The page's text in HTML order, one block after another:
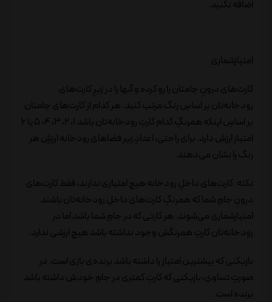
اضافه نکنید.
امتیازشماری
کارت‌‌های درونِ جامتان را رو کرده و آنها را در زیرِ کارت‌های
رودخانه‌تان بر اساسِ رنگ مرتب کنید. هر کدام از کارت‌های جامتان
بر اساسِ اینکه همرنگِ کدام کارتِ رودخانه‌تان باشد 1، 2، 3، 4، 5 یا 6
امتیاز ارزش دارد. برای راحتی، اعدادِ زیر فضاهای رودخانه ارزشِ هر
رنگ را نشان می‌دهند.
نکته: کارت‌های داخلِ رودخانه‌ هیچ امتیازی ندارند، فقط کارت‌های
درونِ جامِ شما که همرنگِ کارت‌های داخلِ رودخانه‌تان باشند
امتیازشماری می‌شوند. هر کارتی که در جامِ شما باشد اما در
رودخانه‌تان کارتِ همرنگش وجود نداشته باشد هیچ ارزشی ندارد.
بازیکنی که بیشترین امتیاز را داشته باشد برنده‌ی بازی است. در
صورتِ تساوی، بازیکنی که کارتِ کمتری در جامِ خودش داشته باشد
برنده است.